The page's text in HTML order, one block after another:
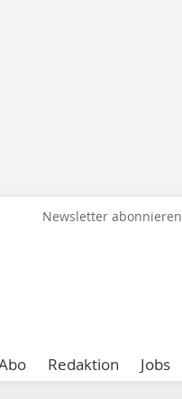
Newsletter abonnieren
Redaktion Jobs